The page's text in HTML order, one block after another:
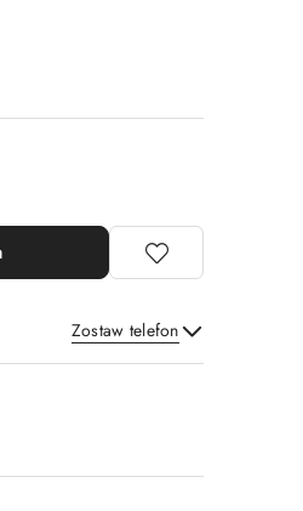
Zostaw telefon
Wyślij